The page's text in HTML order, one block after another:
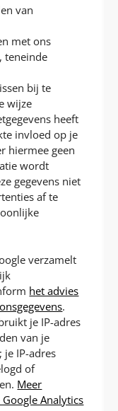
van
met ons
teneinde
bij te
wijze
heeft
invloed op je
hiermee geen
wordt
gegevens niet
af te
verzamelt
het advies
.
je IP-adres
van je
je IP-adres
of
Meer
Analytics